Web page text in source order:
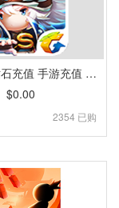
潮爆三国钻石充值 手游充值 IOS系统 [自动发货]
$0.00
2354 已购